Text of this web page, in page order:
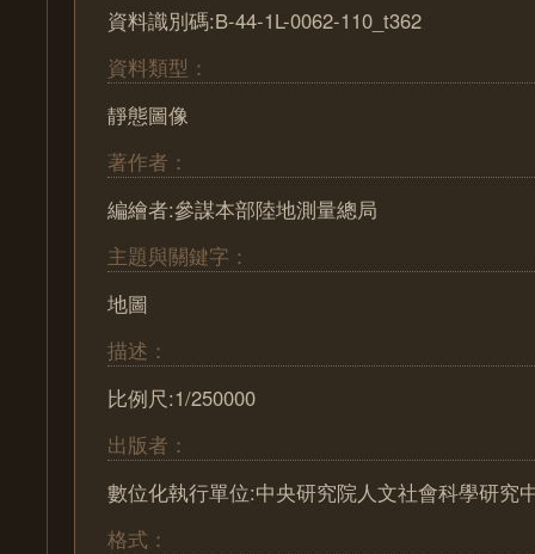
資料識別碼:B-44-1L-0062-110_t362
資料類型：
靜態圖像
著作者：
編繪者:參謀本部陸地測量總局
主題與關鍵字：
地圖
描述：
比例尺:1/250000
出版者：
數位化執行單位:中央研究院人文社會科學研究
格式：